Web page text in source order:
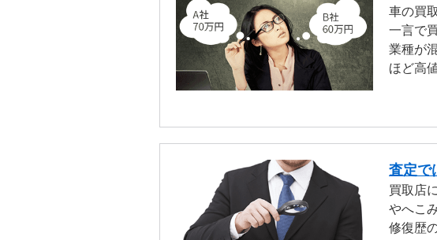
車の買
一言で
業種が
ほど高
査定で
買取店
やへこ
修復歴